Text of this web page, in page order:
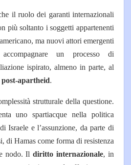
il ruolo dei garanti internazionali
più soltanto i soggetti appartenenti
ma nuovi attori emergenti
un processo di
ispirato, almeno in parte, al
apartheid.
strutturale della questione.
uno spartiacque nella politica
Israele e l’assunzione, da parte di
di Hamas come forma di resistenza
nodo. Ildiritto internazionale, in